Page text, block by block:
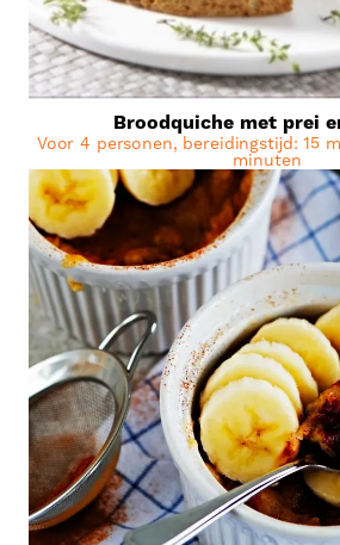
Broodquiche met prei
Voor 4 personen, bereidingstijd: 15
minuten